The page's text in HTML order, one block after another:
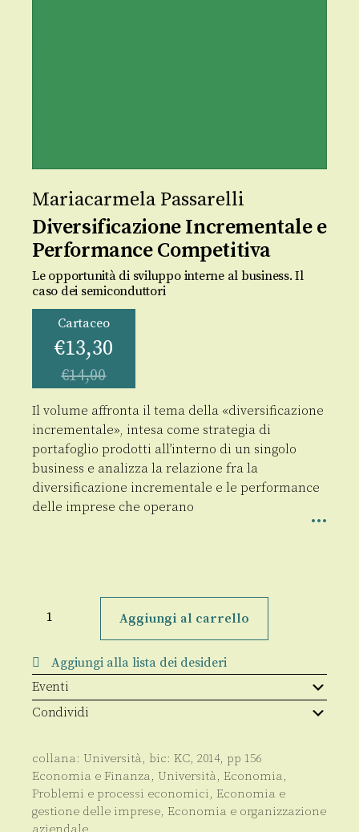
Mariacarmela Passarelli
Diversificazione Incrementale e
Performance Competitiva
Le opportunità di sviluppo interne al business. Il
caso dei semiconduttori
Cartaceo
€13,30
€14,00
Il volume affronta il tema della «diversificazione
incrementale», intesa come strategia di
portafoglio prodotti all’interno di un singolo
business e analizza la relazione fra la
diversificazione incrementale e le performance
delle imprese che operano
Diversificazione
Incrementale
Performance
Competitiva
quantità
Aggiungi al carrello
Aggiungi alla lista dei desideri
Eventi
Condividi
collana: Università, bic: KC, 2014, pp 156
Economia e Finanza, Università, Economia,
Problemi e processi economici, Economia e
gestione delle imprese, Economia e organizzazione